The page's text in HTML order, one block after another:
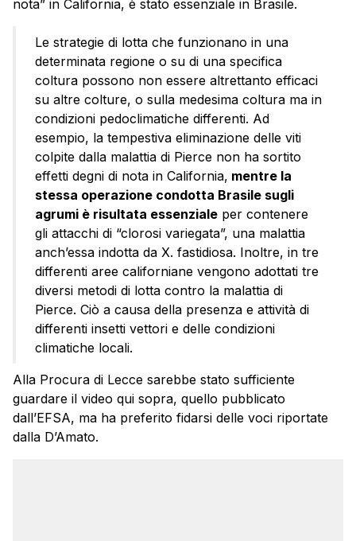
nota” in California, è stato essenziale in Brasile.
Le strategie di lotta che funzionano in una
determinata regione o su di una specifica
coltura possono non essere altrettanto efficaci
su altre colture, o sulla medesima coltura ma in
condizioni pedoclimatiche differenti. Ad
esempio, la tempestiva eliminazione delle viti
colpite dalla malattia di Pierce non ha sortito
effetti degni di nota in California, mentre la
stessa operazione condotta Brasile sugli
agrumi è risultata essenziale per contenere
gli attacchi di “clorosi variegata”, una malattia
anch’essa indotta da X. fastidiosa. Inoltre, in tre
differenti aree californiane vengono adottati tre
diversi metodi di lotta contro la malattia di
Pierce. Ciò a causa della presenza e attività di
differenti insetti vettori e delle condizioni
climatiche locali.
Alla Procura di Lecce sarebbe stato sufficiente
guardare il video qui sopra, quello pubblicato
dall’EFSA, ma ha preferito fidarsi delle voci riportate
dalla D’Amato.